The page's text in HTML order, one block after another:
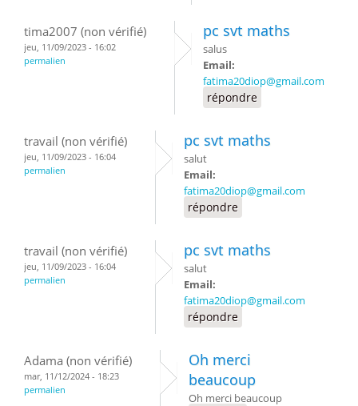
tima2007 (non vérifié)
jeu, 11/09/2023 - 16:02
permalien
pc svt maths
salus
Email:
fatima20diop@gmail.com
répondre
travail (non vérifié)
jeu, 11/09/2023 - 16:04
permalien
pc svt maths
salut
Email:
fatima20diop@gmail.com
répondre
travail (non vérifié)
jeu, 11/09/2023 - 16:04
permalien
pc svt maths
salut
Email:
fatima20diop@gmail.com
répondre
Adama (non vérifié)
mar, 11/12/2024 - 18:23
permalien
Oh merci
beaucoup
Oh merci beaucoup